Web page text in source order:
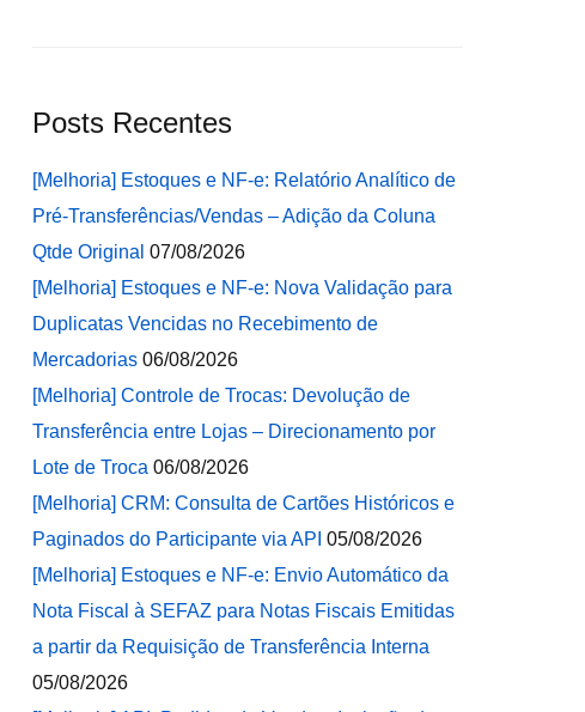
Posts Recentes
[Melhoria] Estoques e NF-e: Relatório Analítico de
Pré-Transferências/Vendas – Adição da Coluna
Qtde Original 07/08/2026
[Melhoria] Estoques e NF-e: Nova Validação para
Duplicatas Vencidas no Recebimento de
Mercadorias 06/08/2026
[Melhoria] Controle de Trocas: Devolução de
Transferência entre Lojas – Direcionamento por
Lote de Troca 06/08/2026
[Melhoria] CRM: Consulta de Cartões Históricos e
Paginados do Participante via API 05/08/2026
[Melhoria] Estoques e NF-e: Envio Automático da
Nota Fiscal à SEFAZ para Notas Fiscais Emitidas
a partir da Requisição de Transferência Interna
05/08/2026